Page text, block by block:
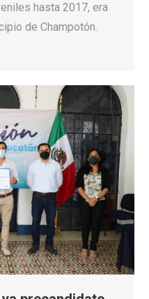
hasta 2017, era
de Champotón.